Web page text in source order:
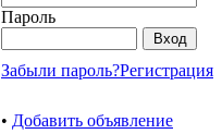
Пароль
Забыли пароль?Регистрация
• Добавить объявление